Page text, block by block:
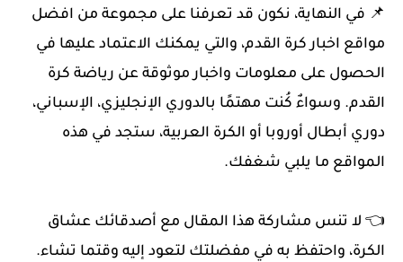
📌 في النهاية، نكون قد تعرفنا على مجموعة من افضل
مواقع اخبار كرة القدم، والتي يمكنك الاعتماد عليها في
الحصول على معلومات واخبار موثوقة عن رياضة كرة
القدم. وسواءٌ كُنت مهتمًا بالدوري الإنجليزي، الإسباني،
دوري أبطال أوروبا أو الكرة العربية، ستجد في هذه
المواقع ما يلبي شغفك.
👈 لا تنس مشاركة هذا المقال مع أصدقائك عشاق
الكرة، واحتفظ به في مفضلتك لتعود إليه وقتما تشاء.